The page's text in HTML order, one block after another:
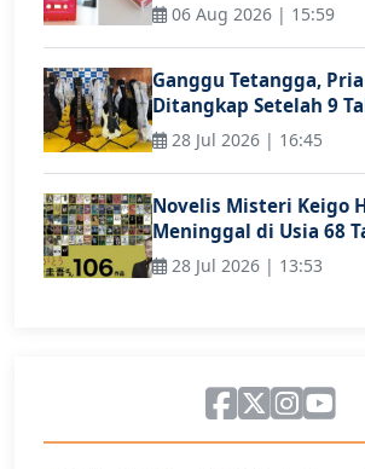
06 Aug 2026 | 15:59
Ganggu Tetangga,
Ditangkap Setelah 9
28 Jul 2026 | 16:45
Novelis Misteri Keigo
Meninggal di Usia 68
28 Jul 2026 | 13:53